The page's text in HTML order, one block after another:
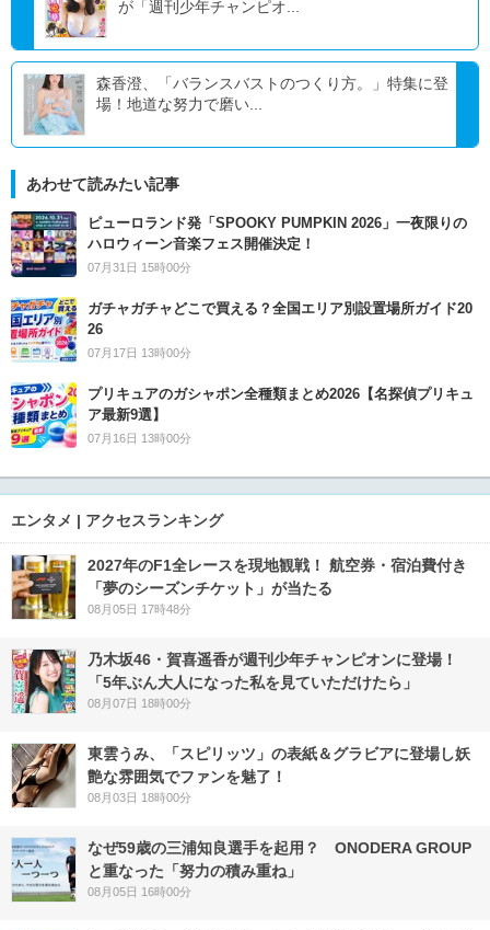
が「週刊少年チャンピオ...
森香澄、「バランスバストのつくり方。」特集に登
場！地道な努力で磨い...
あわせて読みたい記事
ピューロランド発「SPOOKY PUMPKIN 2026」一夜限りの
ハロウィーン音楽フェス開催決定！
07月31日 15時00分
ガチャガチャどこで買える？全国エリア別設置場所ガイド20
26
07月17日 13時00分
プリキュアのガシャポン全種類まとめ2026【名探偵プリキュ
ア最新9選】
07月16日 13時00分
エンタメ | アクセスランキング
2027年のF1全レースを現地観戦！ 航空券・宿泊費付き
「夢のシーズンチケット」が当たる
08月05日 17時48分
乃木坂46・賀喜遥香が週刊少年チャンピオンに登場！
「5年ぶん大人になった私を見ていただけたら」
08月07日 18時00分
東雲うみ、「スピリッツ」の表紙＆グラビアに登場し妖
艶な雰囲気でファンを魅了！
08月03日 18時00分
なぜ59歳の三浦知良選手を起用？ ONODERA GROUP
と重なった「努力の積み重ね」
08月05日 16時00分